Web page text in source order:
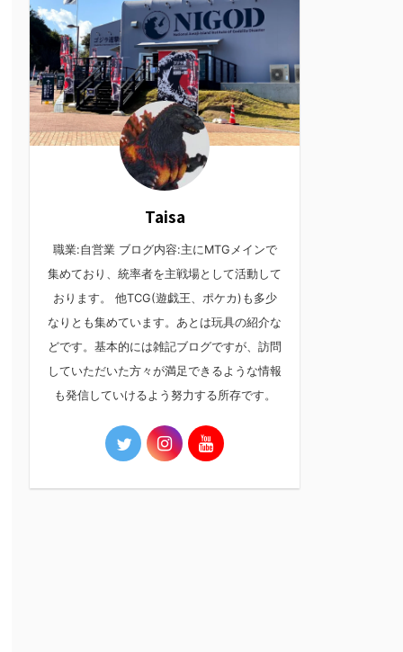
Taisa
職業:自営業 ブログ内容:主にMTGメインで
集めており、統率者を主戦場として活動して
おります。 他TCG(遊戯王、ポケカ)も多少
なりとも集めています。あとは玩具の紹介な
どです。基本的には雑記ブログですが、訪問
していただいた方々が満足できるような情報
も発信していけるよう努力する所存です。